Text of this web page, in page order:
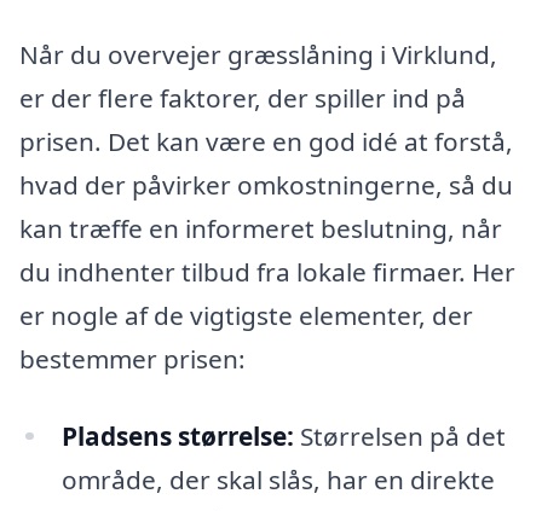
Når du overvejer græsslåning i Virklund,
er der flere faktorer, der spiller ind på
prisen. Det kan være en god idé at forstå,
hvad der påvirker omkostningerne, så du
kan træffe en informeret beslutning, når
du indhenter tilbud fra lokale firmaer. Her
er nogle af de vigtigste elementer, der
bestemmer prisen:
Pladsens størrelse: Størrelsen på det
område, der skal slås, har en direkte